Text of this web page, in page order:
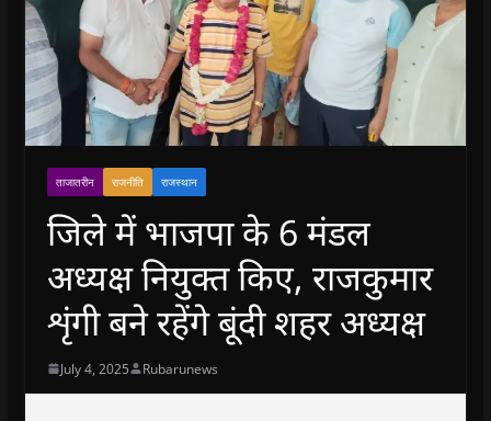
ताजातरीन राजनीति राजस्थान
जिले में भाजपा के 6 मंडल
अध्यक्ष नियुक्त किए, राजकुमार
शृंगी बने रहेंगे बूंदी शहर अध्यक्ष
July 4, 2025 Rubarunews